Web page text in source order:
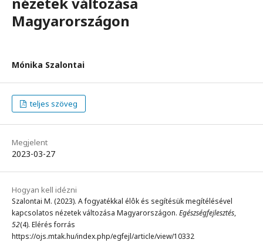
Magyarországon
Mónika Szalontai
teljes szöveg
Megjelent
2023-03-27
Hogyan kell idézni
Szalontai M. (2023). A fogyatékkal élôk és segítésük megítélésével
kapcsolatos nézetek változása Magyarországon. Egészségfejlesztés,
52(4). Elérés forrás
https://ojs.mtak.hu/index.php/egfejl/article/view/10332